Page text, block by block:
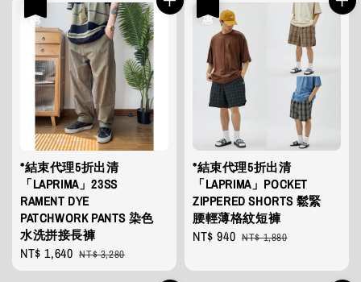
*結束代理5折出清
「LAPRIMA」23SS
RAMENT DYE
PATCHWORK PANTS 染色
水洗拼接長褲
Sale
price
NT$ 1,640 Regular
price
NT$ 3,280
*結束代理5折出清
「LAPRIMA」POCKET
ZIPPERED SHORTS 鬆緊
腰輕薄格紋短褲
Sale
NT$ 940 Regular
NT$ 1,880